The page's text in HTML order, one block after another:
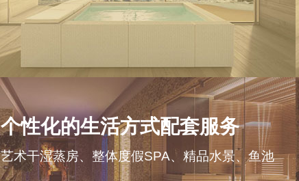
个性化的生活方式配套服务
艺术干湿蒸房、整体度假SPA、精品水景、鱼池